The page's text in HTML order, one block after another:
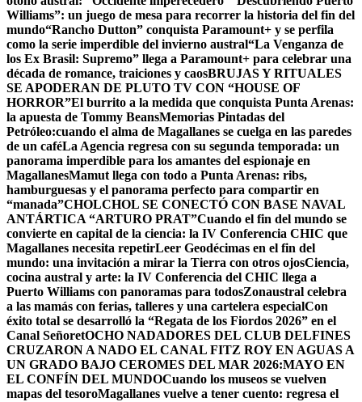
Williams”: un juego de mesa para recorrer la historia del fin del
mundo“Rancho Dutton” conquista Paramount+ y se perfila
como la serie imperdible del invierno austral“La Venganza de
los Ex Brasil: Supremo” llega a Paramount+ para celebrar una
década de romance, traiciones y caosBRUJAS Y RITUALES
SE APODERAN DE PLUTO TV CON “HOUSE OF
HORROR”El burrito a la medida que conquista Punta Arenas:
la apuesta de Tommy BeansMemorias Pintadas del
Petróleo:cuando el alma de Magallanes se cuelga en las paredes
de un caféLa Agencia regresa con su segunda temporada: un
panorama imperdible para los amantes del espionaje en
MagallanesMamut llega con todo a Punta Arenas: ribs,
hamburguesas y el panorama perfecto para compartir en
“manada”CHOLCHOL SE CONECTÓ CON BASE NAVAL
ANTÁRTICA “ARTURO PRAT”Cuando el fin del mundo se
convierte en capital de la ciencia: la IV Conferencia CHIC que
Magallanes necesita repetirLeer Geodécimas en el fin del
mundo: una invitación a mirar la Tierra con otros ojosCiencia,
cocina austral y arte: la IV Conferencia del CHIC llega a
Puerto Williams con panoramas para todosZonaustral celebra
a las mamás con ferias, talleres y una cartelera especialCon
éxito total se desarrolló la “Regata de los Fiordos 2026” en el
Canal SeñoretOCHO NADADORES DEL CLUB DELFINES
CRUZARON A NADO EL CANAL FITZ ROY EN AGUAS A
UN GRADO BAJO CEROMES DEL MAR 2026:MAYO EN
EL CONFÍN DEL MUNDOCuando los museos se vuelven
mapas del tesoroMagallanes vuelve a tener cuento: regresa el